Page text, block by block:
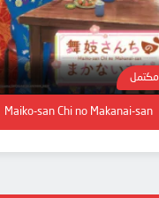
مكتمل
Maiko-san Chi no Makanai-san